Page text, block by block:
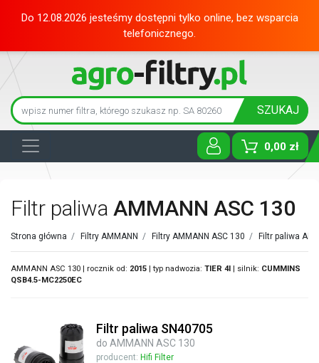
Do 12.08.2026 jesteśmy dostępni tylko online, bez wsparcia
telefonicznego.
SZUKAJ
0,00 zł
Toggle
Filtr paliwa AMMANN ASC 130
Strona główna / Filtry AMMANN / Filtry AMMANN ASC 130 / Filtr paliwa
AMMANN ASC 130 | rocznik od: 2015 | typ nadwozia: TIER 4I | silnik: CUMMINS
QSB4.5-MC2250EC
Filtr paliwa SN40705
do AMMANN ASC 130
producent: Hifi Filter